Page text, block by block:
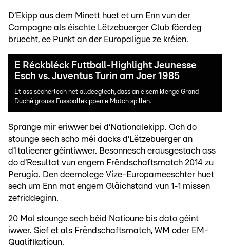
D‘Ekipp aus dem Minett huet et um Enn vun der
Campagne als éischte Lëtzebuerger Club fäerdeg
bruecht, ee Punkt an der Europaligue ze kréien.
E Réckbléck Futtball-Highlight Jeunesse
Esch vs. Juventus Turin am Joer 1985
Et ass sécherlech net alldeeglech, dass an eisem klenge Grand-
Duché grouss Fussballekippen e Match spillen.
Sprange mir eriwwer bei d‘Nationalekipp. Och do
stounge sech scho méi dacks d‘Lëtzebuerger an
d‘Italieener géintiwwer. Besonnesch erausgestach ass
do d‘Resultat vun engem Frëndschaftsmatch 2014 zu
Perugia. Den deemolege Vize-Europameeschter huet
sech um Enn mat engem Gläichstand vun 1-1 missen
zefriddeginn.
20 Mol stounge sech béid Natioune bis dato géint
iwwer. Sief et als Frëndschaftsmatch, WM oder EM-
Qualifikatioun.